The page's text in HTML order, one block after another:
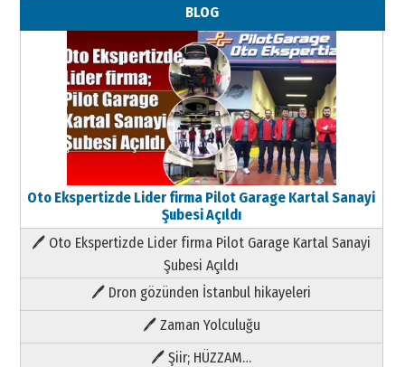
BLOG
Oto Ekspertizde Lider firma Pilot Garage Kartal Sanayi
Şubesi Açıldı
🖊 Oto Ekspertizde Lider firma Pilot Garage Kartal Sanayi
Şubesi Açıldı
🖊 Dron gözünden İstanbul hikayeleri
🖊 Zaman Yolculuğu
🖊 Şiir; HÜZZAM…